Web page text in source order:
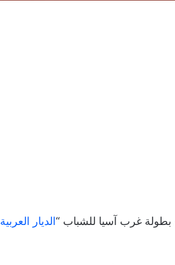
بطولة غرب آسيا للشباب “الديار العربية